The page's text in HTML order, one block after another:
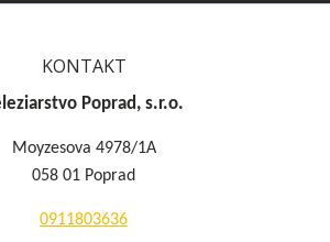
KONTAKT
Poprad, s.r.o.
Moyzesova 4978/1A
058 01 Poprad
0911803636